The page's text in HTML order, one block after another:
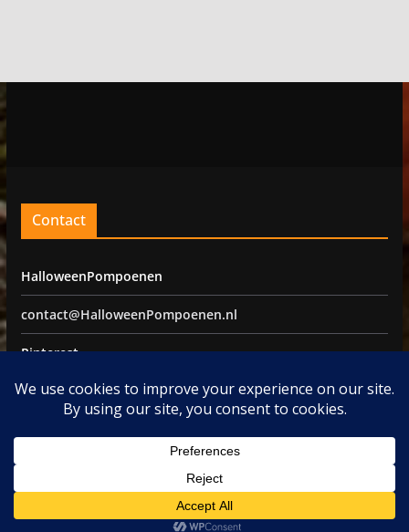
Contact
HalloweenPompoenen
contact@HalloweenPompoenen.nl
Pinterest
Facebook
HalloweenPompoenen